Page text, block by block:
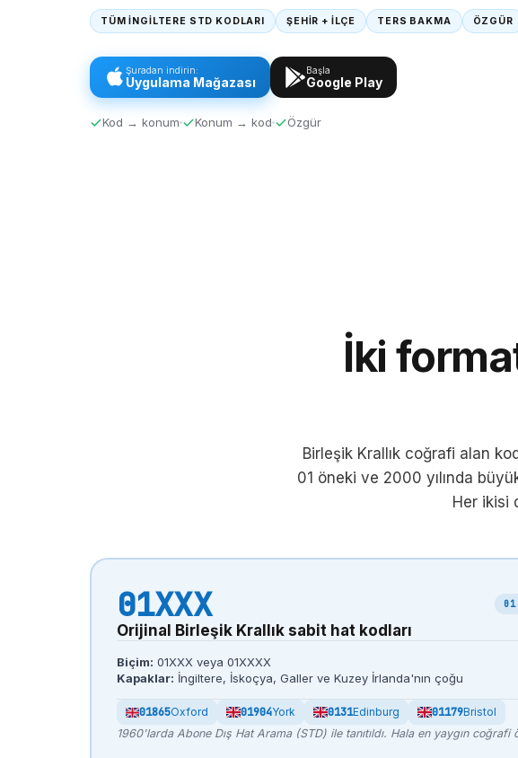
TÜM İNGİLTERE STD KODLARI ŞEHİR + İLÇE TERS BAKMA ÖZGÜR
Şuradan indirin:
Uygulama Mağazası
Başla
Google Play
Kod → konum Konum → kod Özgür
İki
Birleşik Krallık coğrafi alan
01 öneki ve 2000 yılında
Her ikisi
01XXX 01
Orijinal Birleşik Krallık sabit hat kodları
Biçim: 01XXX veya 01XXXX
Kapaklar: İngiltere, İskoçya, Galler ve Kuzey İrlanda'nın çoğu
01865Oxford 01904York 0131Edinburg 01179Bristol
1960'larda Abone Dış Hat Arama (STD) ile tanıtıldı. Hala en yaygın coğrafi